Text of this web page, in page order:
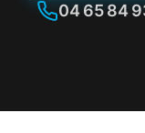
04 65 84